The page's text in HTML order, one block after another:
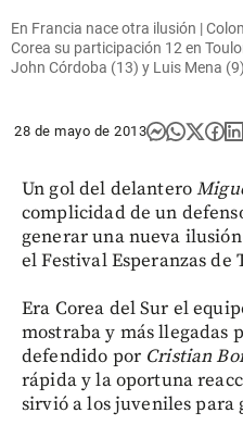
En Francia nace otra ilusión |
Corea su participación 12 en
John Córdoba (13) y Luis Mena
28 de mayo de 2013
Un gol del delantero
complicidad de un
generar una nueva
el Festival Esperanzas de
Era Corea del Sur el
mostraba y más llegadas
defendido por Cristian
rápida y la oportuna
sirvió a los juveniles para